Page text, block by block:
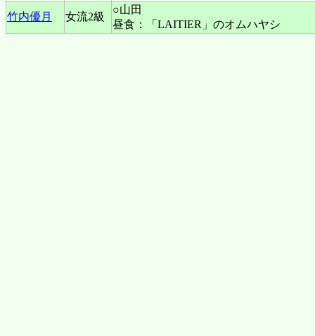
竹内優月
女流2級
○山田
昼食：「LAITIER」のオムハヤシ